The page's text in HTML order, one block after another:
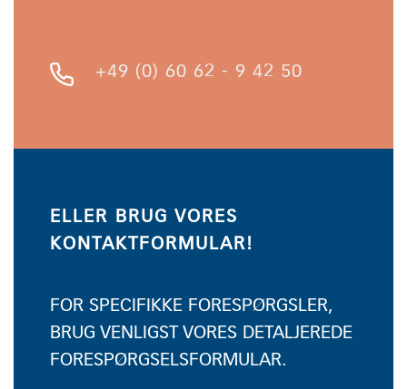
+49 (0) 60 62 - 9 42 50
ELLER BRUG VORES
KONTAKTFORMULAR!
FOR SPECIFIKKE FORESPØRGSLER,
BRUG VENLIGST VORES DETALJEREDE
FORESPØRGSELSFORMULAR.